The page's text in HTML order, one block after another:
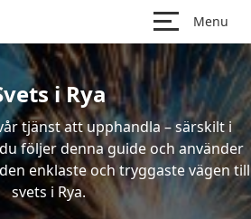
Menu
i Rya
tjänst att upphandla – särskilt i
följer denna guide och använder
enklaste och tryggaste vägen till
svets i Rya.